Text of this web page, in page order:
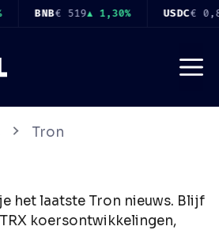
▲ 0,00% XRP€ 0,8958▼ 0,10%
Tron
het laatste Tron nieuws. Blijf
koersontwikkelingen,